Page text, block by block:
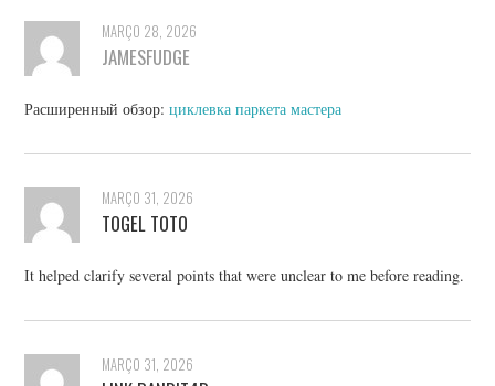
MARÇO 28, 2026
JAMESFUDGE
Расширенный обзор:циклевка паркета мастера
MARÇO 31, 2026
TOGEL TOTO
It helped clarify several points that were unclear to me before reading.
MARÇO 31, 2026